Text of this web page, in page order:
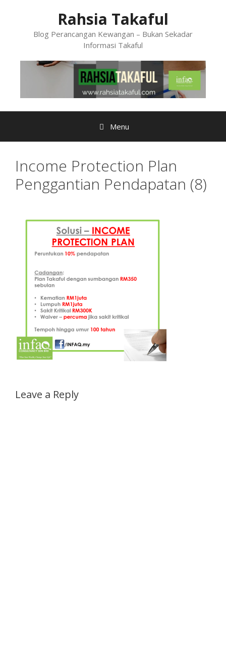
Rahsia Takaful
Blog Perancangan Kewangan – Bukan Sekadar
Informasi Takaful
Menu
Income Protection Plan
Penggantian Pendapatan (8)
Leave a Reply